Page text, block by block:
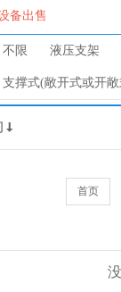
备出售
不限 液压支架
支撑式(敞开式或开

首页